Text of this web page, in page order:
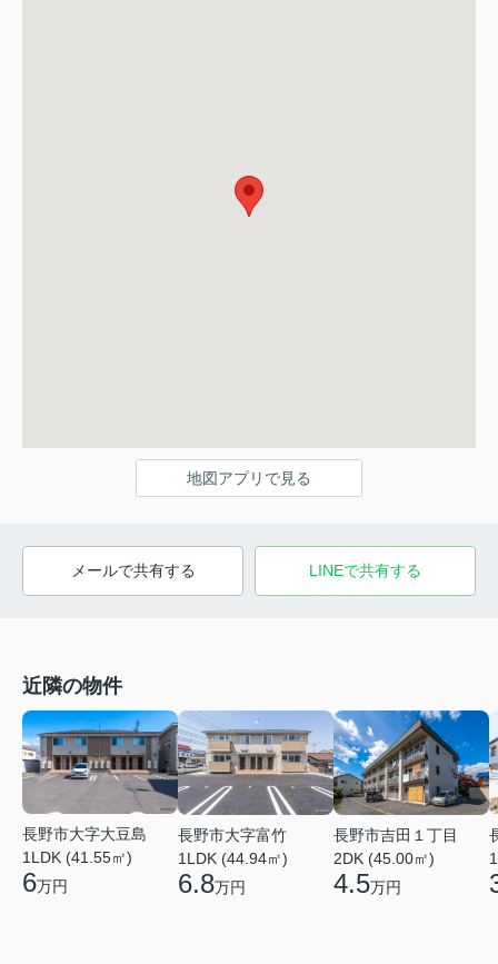
地図アプリで見る
メールで共有する LINEで共有する
近隣の物件
長野市大字大豆島
1LDK (41.55㎡)
6万円
長野市大字富竹
1LDK (44.94㎡)
6.8万円
長野市吉田１丁目
2DK (45.00㎡)
4.5万円